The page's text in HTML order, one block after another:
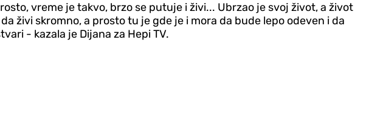
vreme je takvo, brzo se putuje i živi... Ubrzao je svoj život, a život
živi skromno, a prosto tu je gde je i mora da bude lepo odeven i da
- kazala je Dijana za Hepi TV.